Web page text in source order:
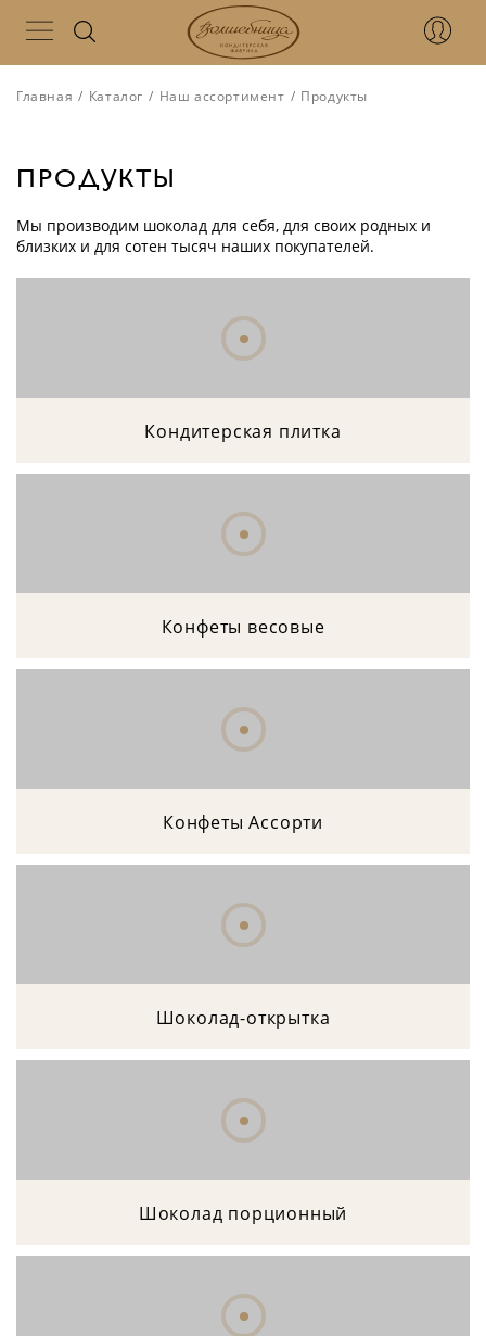
Главная / Каталог / Наш ассортимент / Продукты
ПРОДУКТЫ
Мы производим шоколад для себя, для своих родных и
близких и для сотен тысяч наших покупателей.
Кондитерская плитка
Конфеты весовые
Конфеты Ассорти
Шоколад-открытка
Шоколад порционный